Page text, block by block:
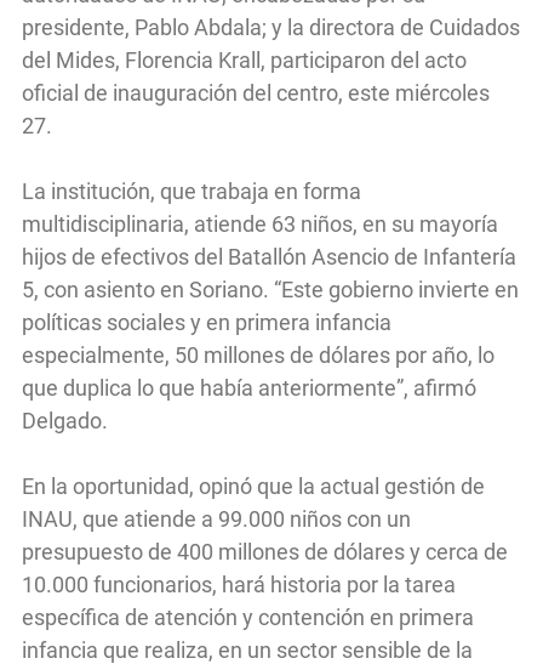
presidente, Pablo Abdala; y la directora de Cuidados
del Mides, Florencia Krall, participaron del acto
oficial de inauguración del centro, este miércoles
27.
La institución, que trabaja en forma
multidisciplinaria, atiende 63 niños, en su mayoría
hijos de efectivos del Batallón Asencio de Infantería
5, con asiento en Soriano. “Este gobierno invierte en
políticas sociales y en primera infancia
especialmente, 50 millones de dólares por año, lo
que duplica lo que había anteriormente”, afirmó
Delgado.
En la oportunidad, opinó que la actual gestión de
INAU, que atiende a 99.000 niños con un
presupuesto de 400 millones de dólares y cerca de
10.000 funcionarios, hará historia por la tarea
específica de atención y contención en primera
infancia que realiza, en un sector sensible de la